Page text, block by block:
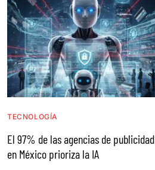
TECNOLOGÍA
El 97% de las agencias de publicidad
en México prioriza la IA